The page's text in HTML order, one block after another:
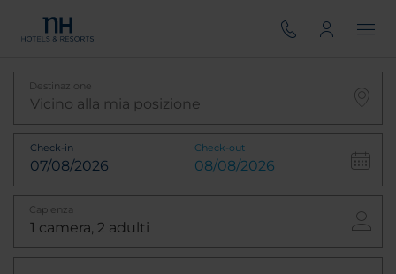
Destinazione
Check-in Check-out
Capienza